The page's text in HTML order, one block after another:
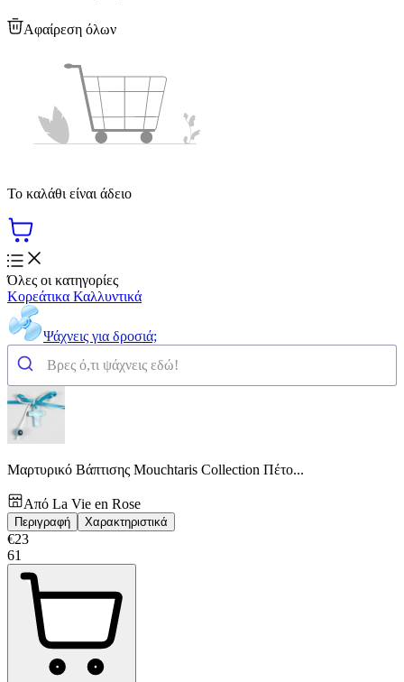
Αφαίρεση όλων
Το καλάθι είναι άδειο
Όλες οι κατηγορίες
Κορεάτικα Καλλυντικά
Ψάχνεις για δροσιά;
Μαρτυρικό Βάπτισης Mouchtaris Collection Πέτο...
Από La Vie en Rose
Περιγραφή Χαρακτηριστικά
€23
61